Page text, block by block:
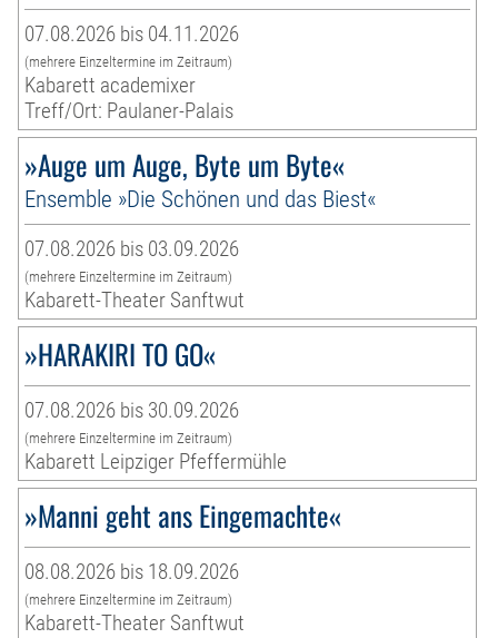
07.08.2026 bis 04.11.2026
(mehrere Einzeltermine im Zeitraum)
Kabarett academixer
Treff/Ort: Paulaner-Palais
»Auge um Auge, Byte um Byte«
Ensemble »Die Schönen und das Biest«
07.08.2026 bis 03.09.2026
(mehrere Einzeltermine im Zeitraum)
Kabarett-Theater Sanftwut
»HARAKIRI TO GO«
07.08.2026 bis 30.09.2026
(mehrere Einzeltermine im Zeitraum)
Kabarett Leipziger Pfeffermühle
»Manni geht ans Eingemachte«
08.08.2026 bis 18.09.2026
(mehrere Einzeltermine im Zeitraum)
Kabarett-Theater Sanftwut